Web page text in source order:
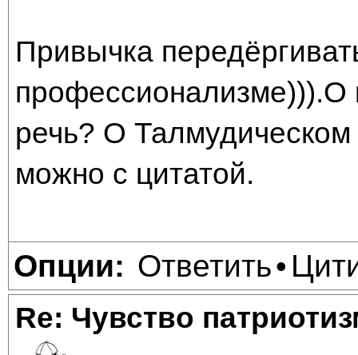
Привычка
профессионализме))).О
речь? О
можно с цитатой.
Опции: Ответить•
Re: Чувство